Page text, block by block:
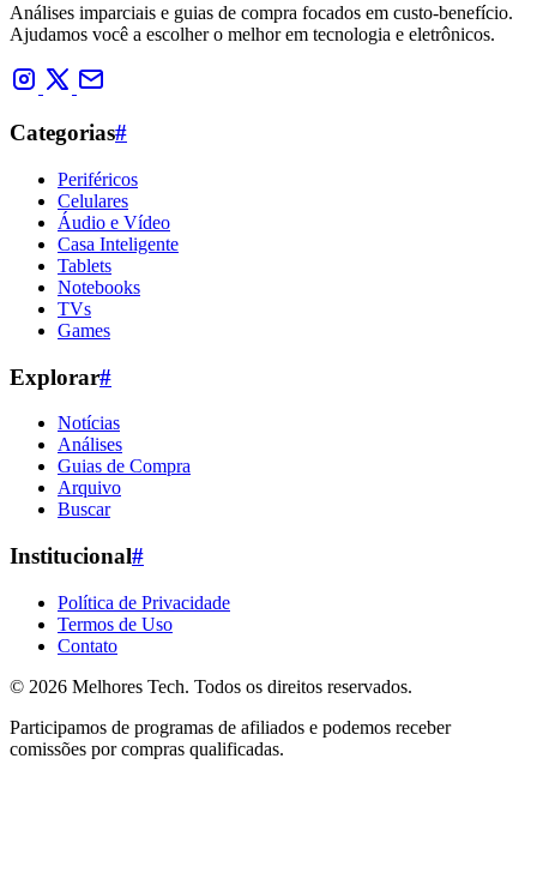
Análises imparciais e guias de compra focados em custo-benefício.
Ajudamos você a escolher o melhor em tecnologia e eletrônicos.
Categorias#
Periféricos
Celulares
Áudio e Vídeo
Casa Inteligente
Tablets
Notebooks
TVs
Games
Explorar#
Notícias
Análises
Guias de Compra
Arquivo
Buscar
Institucional#
Política de Privacidade
Termos de Uso
Contato
© 2026 Melhores Tech. Todos os direitos reservados.
Participamos de programas de afiliados e podemos receber
comissões por compras qualificadas.